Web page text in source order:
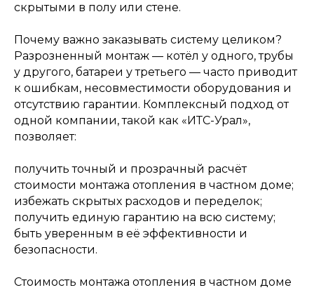
скрытыми в полу или стене.
Почему важно заказывать систему целиком?
Разрозненный монтаж — котёл у одного, трубы
у другого, батареи у третьего — часто приводит
к ошибкам, несовместимости оборудования и
отсутствию гарантии. Комплексный подход от
одной компании, такой как «ИТС-Урал»,
позволяет:
получить точный и прозрачный расчёт
стоимости монтажа отопления в частном доме;
избежать скрытых расходов и переделок;
получить единую гарантию на всю систему;
быть уверенным в её эффективности и
безопасности.
Стоимость монтажа отопления в частном доме
Я даю согласие на обработку
персональных данных и
соглашаюсь сполитикой
конфиденциальности
Заказать звонок